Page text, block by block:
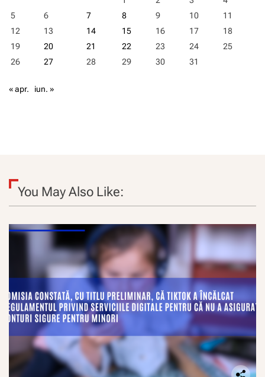
5
6 7 8 9 10
11
12
13 14 15 16 17
18
19
20 21 22 23 24
25
26
27 28 29 30 31
« apr. iun. »
You May Also Like: